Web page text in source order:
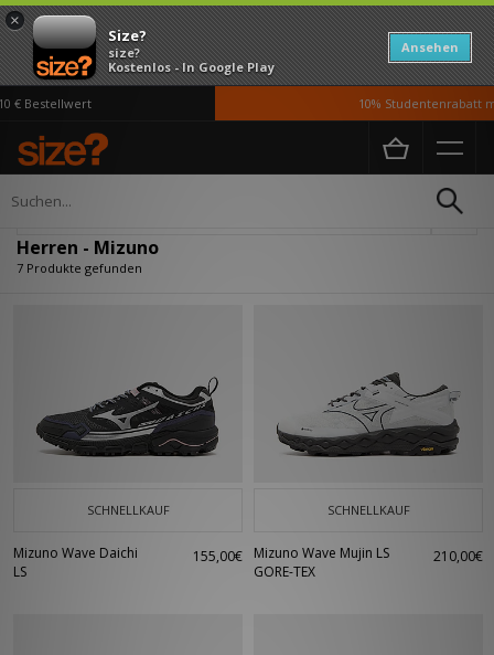
×
Size?
size?
Kostenlos - In Google Play
Ansehen
Bestellwert 10% Studentenrabatt
Home Herren
Herren - Mizuno
7 Produkte gefunden
SCHNELLKAUF
Mizuno Wave Daichi
LS
155,00€
SCHNELLKAUF
Mizuno Wave Mujin LS
GORE-TEX
210,00€